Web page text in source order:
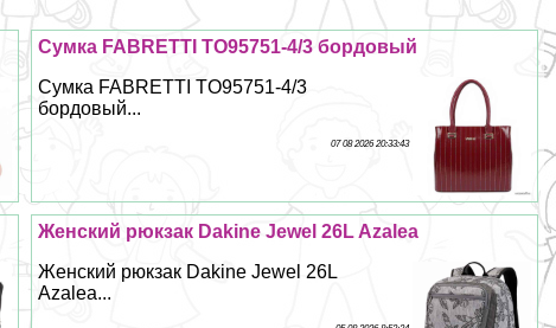
Сумка FABRETTI TO95751-4/3 бордовый
Сумка FABRETTI TO95751-4/3
бордовый...
07 08 2026 20:33:43
Женский рюкзак Dakine Jewel 26L Azalea
Женский рюкзак Dakine Jewel 26L
Azalea...